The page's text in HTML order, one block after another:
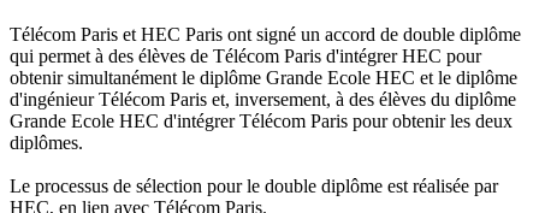
Télécom Paris et HEC Paris ont signé un accord de double diplôme
qui permet à des élèves de Télécom Paris d'intégrer HEC pour
obtenir simultanément le diplôme Grande Ecole HEC et le diplôme
d'ingénieur Télécom Paris et, inversement, à des élèves du diplôme
Grande Ecole HEC d'intégrer Télécom Paris pour obtenir les deux
diplômes.
Le processus de sélection pour le double diplôme est réalisée par
HEC, en lien avec Télécom Paris.